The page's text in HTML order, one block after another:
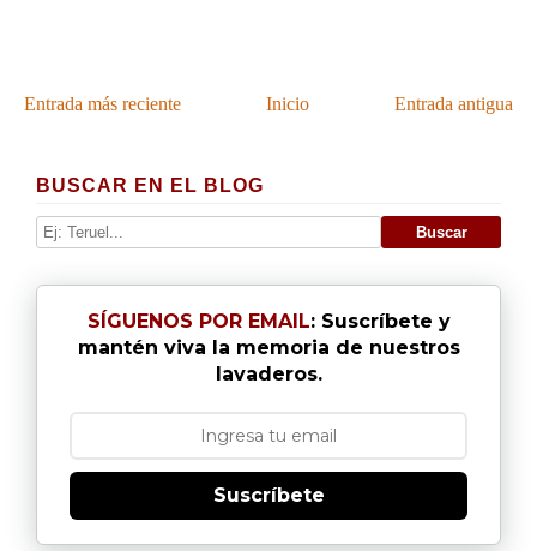
Entrada más reciente Entrada antigua
Inicio
BUSCAR EN EL BLOG
SÍGUENOS POR EMAIL: Suscríbete y
mantén viva la memoria de nuestros
lavaderos.
Suscríbete